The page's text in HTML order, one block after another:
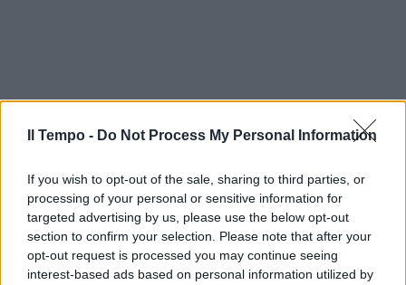
Il Tempo - Do Not Process My Personal Information
If you wish to opt-out of the sale, sharing to third parties, or
processing of your personal or sensitive information for
targeted advertising by us, please use the below opt-out
section to confirm your selection. Please note that after your
opt-out request is processed you may continue seeing
interest-based ads based on personal information utilized by